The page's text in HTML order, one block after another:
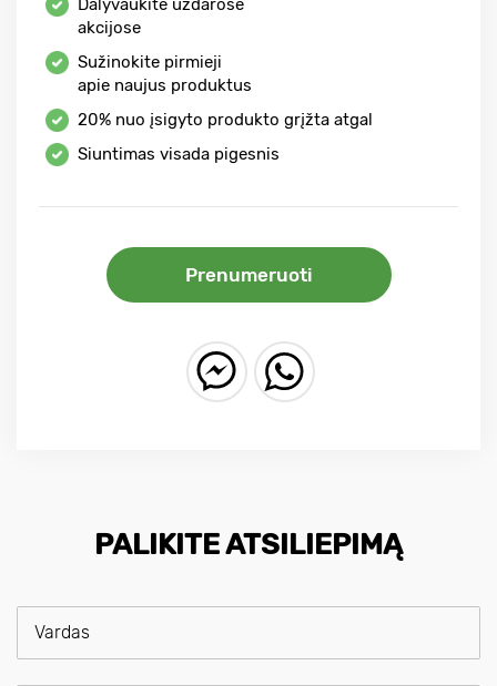
Dalyvaukite uždarose
akcijose
Sužinokite pirmieji
apie naujus produktus
20% nuo įsigyto produkto grįžta atgal
Siuntimas visada pigesnis
Prenumeruoti
PALIKITE ATSILIEPIMĄ